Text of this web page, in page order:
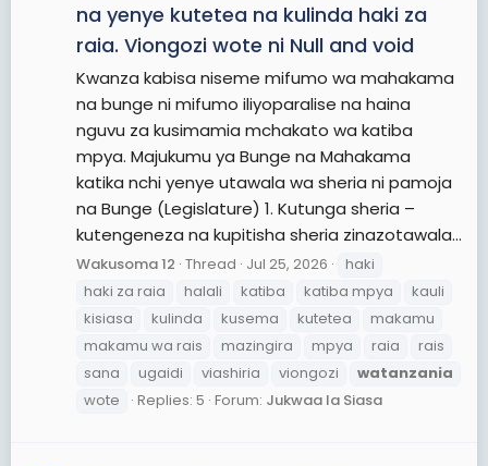
na yenye kutetea na kulinda haki za
raia. Viongozi wote ni Null and void
Kwanza kabisa niseme mifumo wa mahakama
na bunge ni mifumo iliyoparalise na haina
nguvu za kusimamia mchakato wa katiba
mpya. Majukumu ya Bunge na Mahakama
katika nchi yenye utawala wa sheria ni pamoja
na Bunge (Legislature) 1. Kutunga sheria –
kutengeneza na kupitisha sheria zinazotawala...
Wakusoma 12 Thread Jul 25, 2026
haki
haki za raia
halali katiba katiba mpya
kauli
kisiasa
kulinda kusema kutetea
makamu
makamu wa rais
mazingira mpya raia
rais
sana
ugaidi viashiria viongozi
watanzania
wote
Replies: 5 Forum: Jukwaa la Siasa